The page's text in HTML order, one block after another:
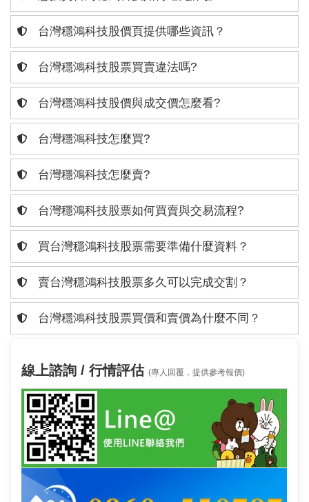
台灣穩鴻科技股價頁提供哪些資訊？
台灣穩鴻科技股票買賣違法嗎?
台灣穩鴻科技股價與成交價怎麼看?
台灣穩鴻科技怎麼買?
台灣穩鴻科技怎麼賣?
台灣穩鴻科技股票如何買賣與交易流程?
買台灣穩鴻科技股票需要準備什麼資料？
賣台灣穩鴻科技股票多久可以完成交割？
台灣穩鴻科技股票買價和賣價為什麼不同？
線上諮詢 / 行情評估 (專人回覆，提供參考報價)